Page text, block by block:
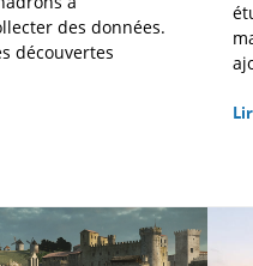
des données.
découvertes